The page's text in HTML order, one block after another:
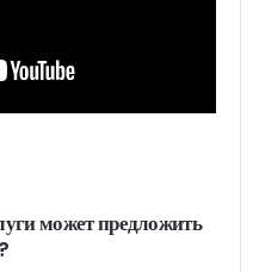
может предложить